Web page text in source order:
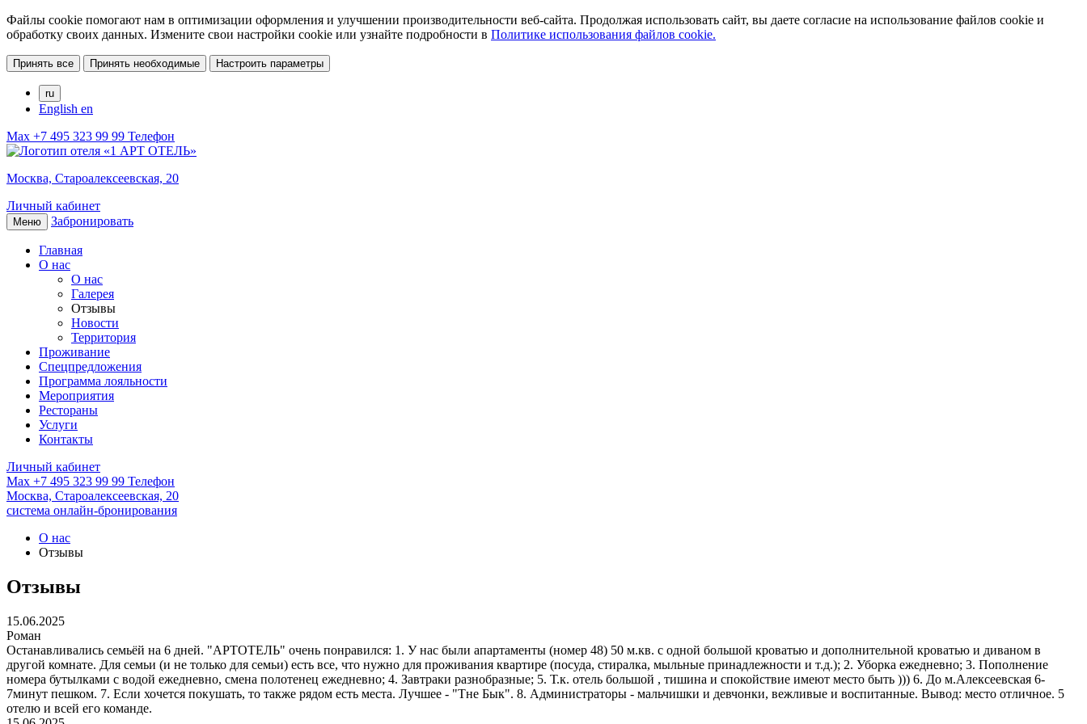
Файлы cookie помогают нам в оптимизации оформления и улучшении производительности веб-сайта. Продолжая использовать сайт, вы даете согласие на использование файлов cookie и
обработку своих данных. Измените свои настройки cookie или узнайте подробности в Политике использования файлов cookie.
Принять все Принять необходимые Настроить параметры
ru
English en
Max +7 495 323 99 99 Телефон
Москва, Староалексеевская, 20
Личный кабинет
Меню Забронировать
Главная
О нас
О нас
Галерея
Отзывы
Новости
Территория
Проживание
Спецпредложения
Программа лояльности
Мероприятия
Рестораны
Услуги
Контакты
Личный кабинет
Max +7 495 323 99 99 Телефон
Москва, Староалексеевская, 20
система онлайн-бронирования
О нас
Отзывы
Отзывы
15.06.2025
Роман
Останавливались семьёй на 6 дней. "АРТОТЕЛЬ" очень понравился: 1. У нас были апартаменты (номер 48) 50 м.кв. с одной большой кроватью и дополнительной кроватью и диваном в
другой комнате. Для семьи (и не только для семьи) есть все, что нужно для проживания квартире (посуда, стиралка, мыльные принадлежности и т.д.); 2. Уборка ежедневно; 3. Пополнение
номера бутылками с водой ежедневно, смена полотенец ежедневно; 4. Завтраки разнобразные; 5. Т.к. отель большой , тишина и спокойствие имеют место быть ))) 6. До м.Алексеевская 6-
7минут пешком. 7. Если хочется покушать, то также рядом есть места. Лучшее - "Tне Бык". 8. Администраторы - мальчишки и девчонки, вежливые и воспитанные. Вывод: место отличное. 5
отелю и всей его команде.